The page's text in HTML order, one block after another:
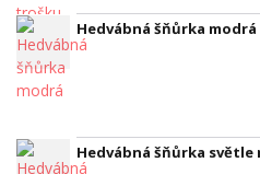
Hedvábná šňůrka modrá
Hedvábná šňůrka